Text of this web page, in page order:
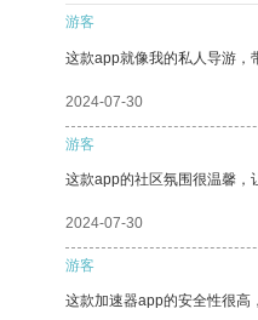
游客
这款app就像我的私人导游，
2024-07-30
游客
这款app的社区氛围很温馨，
2024-07-30
游客
这款加速器app的安全性很高